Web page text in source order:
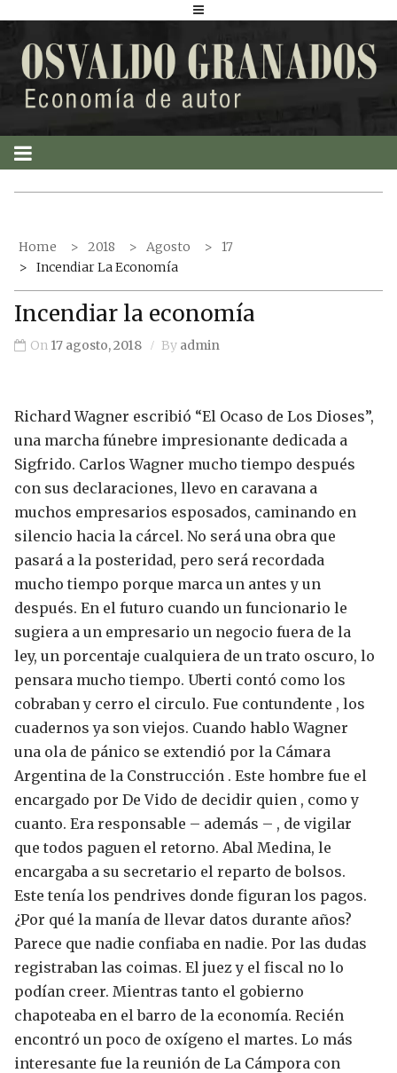
Home 2018 Agosto
17
Incendiar La Economía
Incendiar la economía
On 17 agosto, 2018 By admin
Richard Wagner escribió “El Ocaso de Los Dioses”,
una marcha fúnebre impresionante dedicada a
Sigfrido. Carlos Wagner mucho tiempo después
con sus declaraciones, llevo en caravana a
muchos empresarios esposados, caminando en
silencio hacia la cárcel. No será una obra que
pasará a la posteridad, pero será recordada
mucho tiempo porque marca un antes y un
después. En el futuro cuando un funcionario le
sugiera a un empresario un negocio fuera de la
ley, un porcentaje cualquiera de un trato oscuro, lo
pensara mucho tiempo. Uberti contó como los
cobraban y cerro el circulo. Fue contundente , los
cuadernos ya son viejos. Cuando hablo Wagner
una ola de pánico se extendió por la Cámara
Argentina de la Construcción . Este hombre fue el
encargado por De Vido de decidir quien , como y
cuanto. Era responsable – además – , de vigilar
que todos paguen el retorno. Abal Medina, le
encargaba a su secretario el reparto de bolsos.
Este tenía los pendrives donde figuran los pagos.
¿Por qué la manía de llevar datos durante años?
Parece que nadie confiaba en nadie. Por las dudas
registraban las coimas. El juez y el fiscal no lo
podían creer. Mientras tanto el gobierno
chapoteaba en el barro de la economía. Recién
encontró un poco de oxígeno el martes. Lo más
interesante fue la reunión de La Cámpora con